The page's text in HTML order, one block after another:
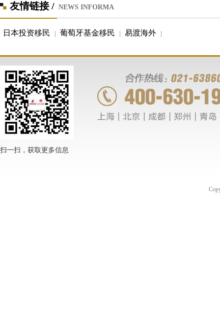
友情链接 / NEWS INFORMA
日本投资移民 葡萄牙基金移民 易渡海外
扫一扫，获取更多信息